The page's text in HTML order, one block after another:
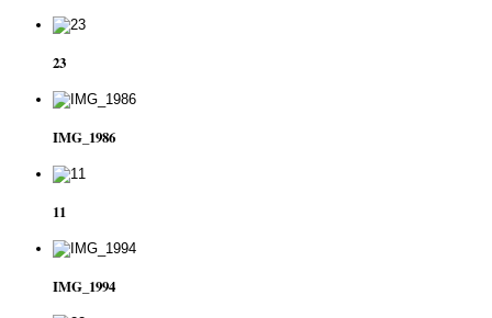
23
IMG_1986
11
IMG_1994